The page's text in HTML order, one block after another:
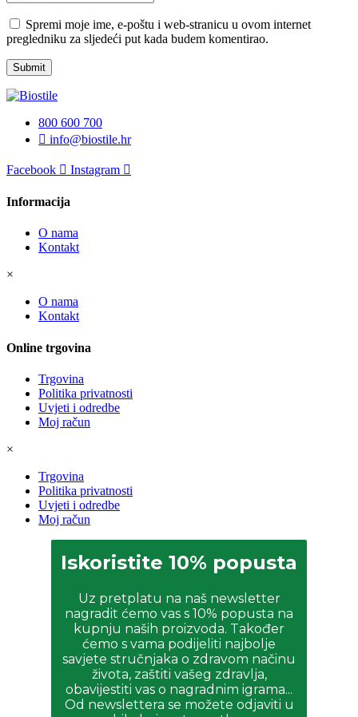
Spremi moje ime, e-poštu i web-stranicu u ovom internet
pregledniku za sljedeći put kada budem komentirao.
Submit
800 600 700
info@biostile.hr
Facebook Instagram
Informacija
O nama
Kontakt
×
O nama
Kontakt
Online trgovina
Trgovina
Politika privatnosti
Uvjeti i odredbe
Moj račun
×
Trgovina
Politika privatnosti
Uvjeti i odredbe
Moj račun
Iskoristite 10% popusta
Uz pretplatu na naš newsletter
nagradit ćemo vas s 10% popusta na
kupnju naših proizvoda. Također
ćemo s vama podijeliti najbolje
savjete stručnjaka o zdravom načinu
života, zaštiti vašeg zdravlja,
obavijestiti vas o nagradnim igrama...
Od newslettera se možete odjaviti u